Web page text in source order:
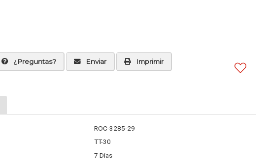
¿Preguntas? Enviar Imprimir
ROC-3285-29
TT-30
7 Días